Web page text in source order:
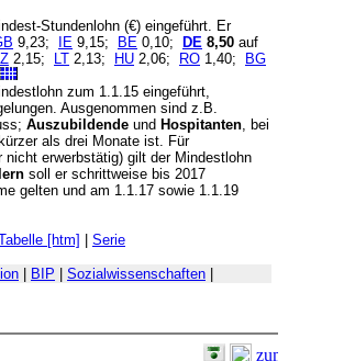
Stundenlohn (€) eingeführt. Er
9,23; IE 9,15; BE 0,10; DE 8,50 auf
2,15; LT 2,13; HU 2,06; RO 1,40;
BG
zum 1.1.15 eingeführt,
Ausgenommen sind z.B.
Auszubildende und Hospitanten, bei
als drei Monate ist. Für
erwerbstätig) gilt der Mindestlohn
soll er schrittweise bis 2017
gelten und am 1.1.17 sowie 1.1.19
[htm] Serie
BIP Sozialwissenschaften